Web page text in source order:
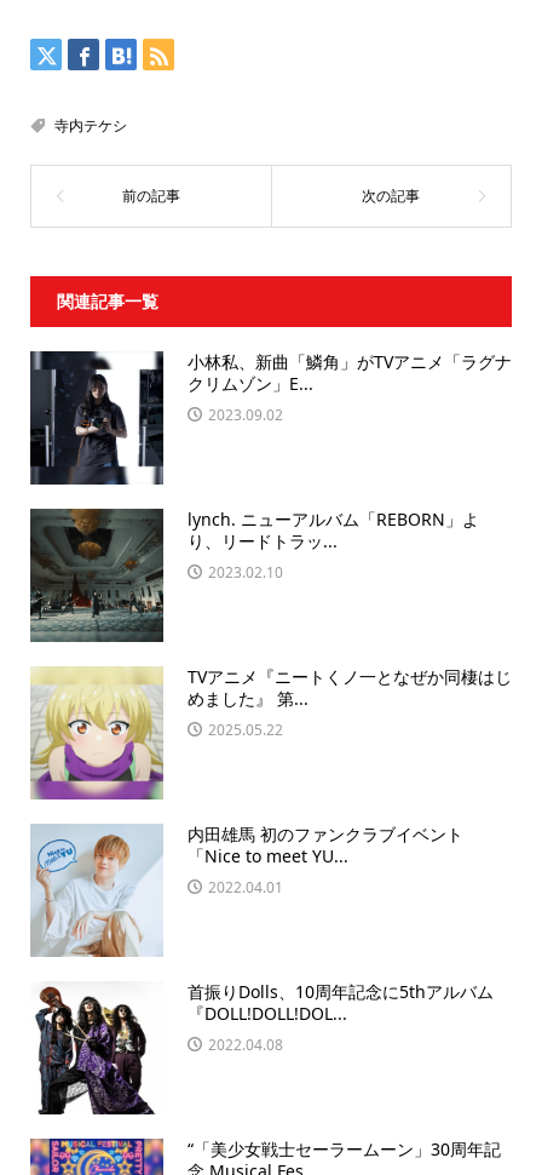
寺内テケシ
関連記事一覧
小林私、新曲「鱗角」がTVアニメ「ラグナ
クリムゾン」E...
2023.09.02
lynch. ニューアルバム「REBORN」よ
り、リードトラッ...
2023.02.10
TVアニメ『ニートくノ一となぜか同棲はじ
めました』 第...
2025.05.22
内田雄馬 初のファンクラブイベント
「Nice to meet YU...
2022.04.01
首振りDolls、10周年記念に5thアルバム
『DOLL!DOLL!DOL...
2022.04.08
“「美少女戦士セーラームーン」30周年記